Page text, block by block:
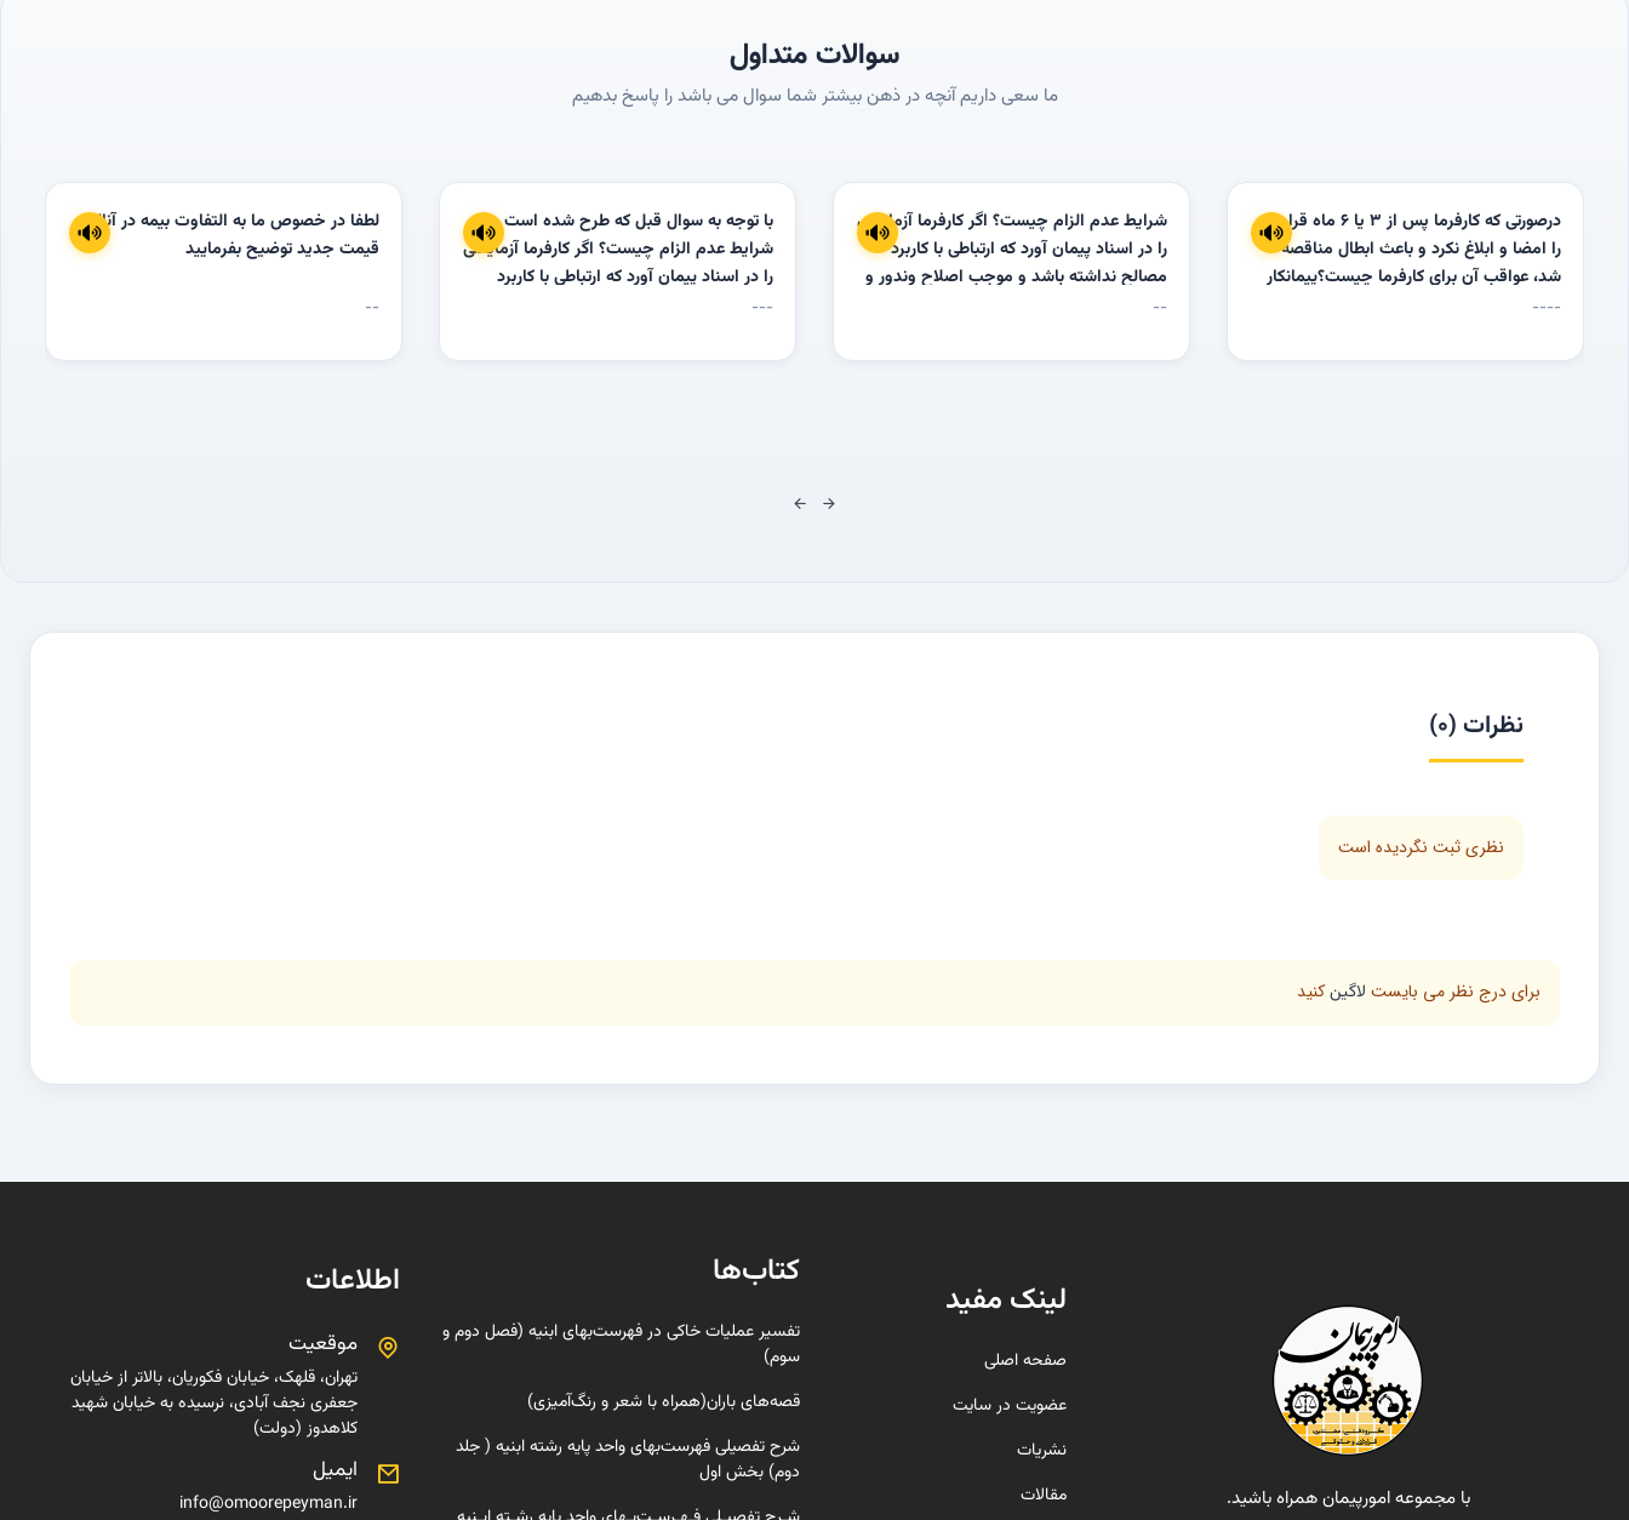
سوالات متداول
ما سعی داریم آنچه در ذهن بیشتر شما سوال می باشد را پاسخ بدهیم
درصورتی که کارفرما پس از 3 یا 6 ماه قرارداد
را امضا و ابلاغ نکرد و باعث ابطال مناقصه
شد، عواقب آن برای کارفرما چیست؟پیمانکار
چگونه می تواند درخواست پرداخت خسارت
----
شرایط عدم الزام چیست؟ اگر کارفرما آزمایشی
را در اسناد پیمان آورد که ارتباطی با کاربرد
مصالح نداشته باشد و موجب اصلاح وندور و
تحمیل هزینه شود چه باید کرد؟
--
با توجه به سوال قبل که طرح شده است
شرایط عدم الزام چیست؟ اگر کارفرما آزمایشی
را در اسناد پیمان آورد که ارتباطی با کاربرد
مصالح نداشته باشد و موجب اصلاح وندور و
---
لطفا در خصوص ما به التفاوت بیمه در آنالیز
قیمت جدید توضیح بفرمایید
--
نظرات (0)
نظری ثبت نگردیده است
برای درج نظر می بایست لاگینکنید
با مجموعه امورپیمان همراه باشید.
لینک مفید
صفحه اصلی
عضویت در سایت
نشریات
مقالات
کتاب‌ها
تفسیر عملیات خاکی در فهرست‌بهای ابنیه (فصل دوم و
سوم)
قصه‌های باران(همراه با شعر و رنگ‌‌آمیزی)
شرح تفصیلی فهرست‌بهای واحد پایه رشته ابنیه ( جلد
دوم) بخش اول
اطلاعات
موقعیت
تهران، قلهک، خیابان فکوریان، بالاتر از خیابان
جعفری نجف آبادی، نرسیده به خیابان شهید
کلاهدوز (دولت)
ایمیل
info@omoorepeyman.ir